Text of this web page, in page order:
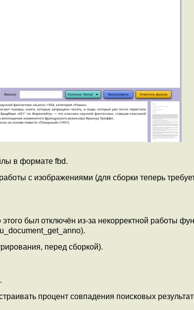
в формате fbd.
с изображениями (для сборки теперь
был отключён из-за некорректной работы
перед сборкой).
процент совпадения поисковых